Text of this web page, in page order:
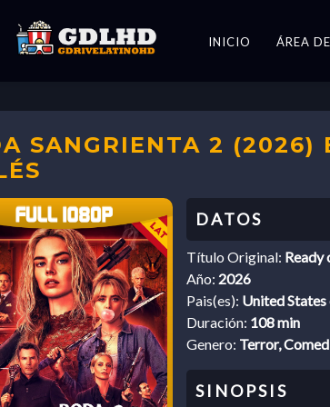
INICIO ÁREA
SANGRIENTA 2 (2026)
Título Original: Ready
Año: 2026
Pais(es): United
Duración: 108 min
Genero: Terror,